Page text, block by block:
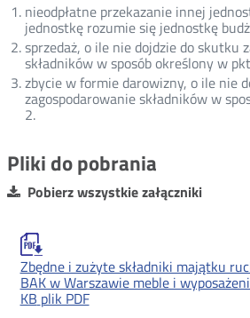
nieodpłatne przekazanie innej
jednostkę rozumie się jednostkę
sprzedaż, o ile nie dojdzie do skutku
składników w sposób określony w
zbycie w formie darowizny, o ile nie
zagospodarowanie składników w
2.
Pliki do pobrania
Pobierz wszystkie załączniki
Zbędne i zużyte składniki majątku
BAK w Warszawie meble i
KB plik PDF